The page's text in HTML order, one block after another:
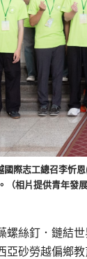
際志工總召李忻
相片提供青年發展
螺絲釘．鏈結
亞砂勞越偏鄉